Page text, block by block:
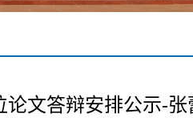
论文答辩安排公示-张